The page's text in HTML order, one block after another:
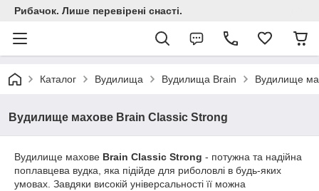
Рибачок. Лише перевірені снасті.
Каталог Вудилища Вудилища Brain Вудилище
Вудилище махове Brain Classic Strong
Вудилище махове Brain Classic Strong - потужна та надійна
поплавцева вудка, яка підійде для риболовлі в будь-яких
умовах. Завдяки високій універсальності її можна